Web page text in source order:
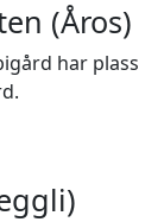
(Åros)
har plass